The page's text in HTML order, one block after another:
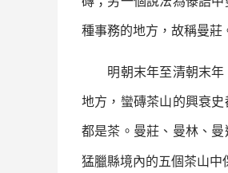
種事務的地方，故稱曼莊
明朝末年至清朝末年
地方， 蠻磚茶山的興衰
都是茶。曼莊、曼林、
猛臘縣境內的五個茶山中